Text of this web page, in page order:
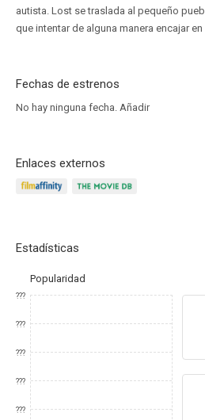
autista. Lost se traslada al pequeño
que intentar de alguna manera encajar
Fechas de estrenos
No hay ninguna fecha. Añadir
Enlaces externos
Estadísticas
Popularidad
???
???
???
???
???